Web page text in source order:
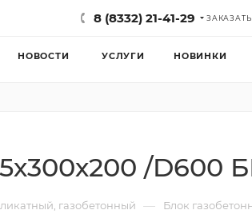
8 (8332) 21-41-29
НОВОСТИ УСЛУГИ НОВИНКИ
/D600
газобетонный — Блок